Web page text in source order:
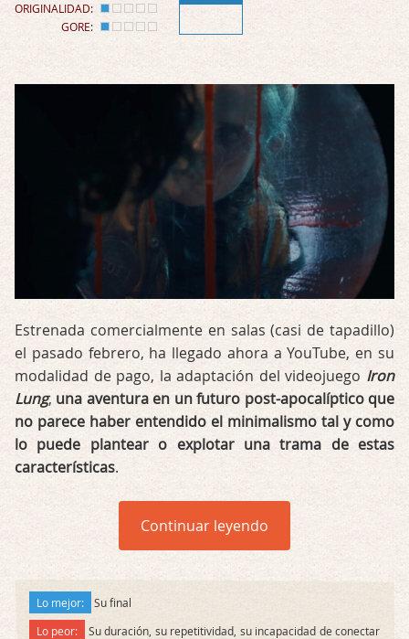
ORIGINALIDAD:
GORE:
Estrenada comercialmente en salas (casi de tapadillo)
el pasado febrero, ha llegado ahora a YouTube, en su
modalidad de pago, la adaptación del videojuego Iron
Lung, una aventura en un futuro post-apocalíptico que
no parece haber entendido el minimalismo tal y como
lo puede plantear o explotar una trama de estas
características.
Continuar leyendo
Lo mejor:
Su final
Lo peor:
Su duración, su repetitividad, su incapacidad de conectar